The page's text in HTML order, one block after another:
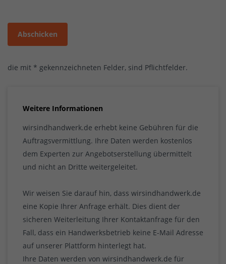
Abschicken
die mit * gekennzeichneten Felder, sind Pflichtfelder.
Weitere Informationen
wirsindhandwerk.de erhebt keine Gebühren für die
Auftragsvermittlung. Ihre Daten werden kostenlos
dem Experten zur Angebotserstellung übermittelt
und nicht an Dritte weitergeleitet.
Wir weisen Sie darauf hin, dass wirsindhandwerk.de
eine Kopie Ihrer Anfrage erhält. Dies dient der
sicheren Weiterleitung Ihrer Kontaktanfrage für den
Fall, dass ein Handwerksbetrieb keine E-Mail Adresse
auf unserer Plattform hinterlegt hat.
Ihre Daten werden von wirsindhandwerk.de für